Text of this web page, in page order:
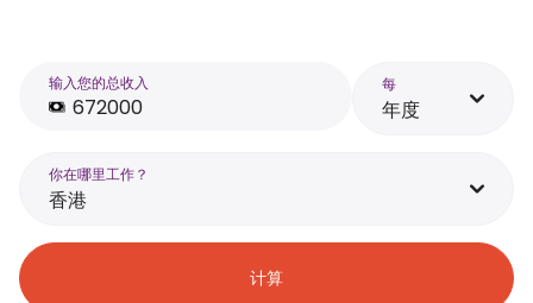
输入您的总收入 每
年度
你在哪里工作？
香港
计算